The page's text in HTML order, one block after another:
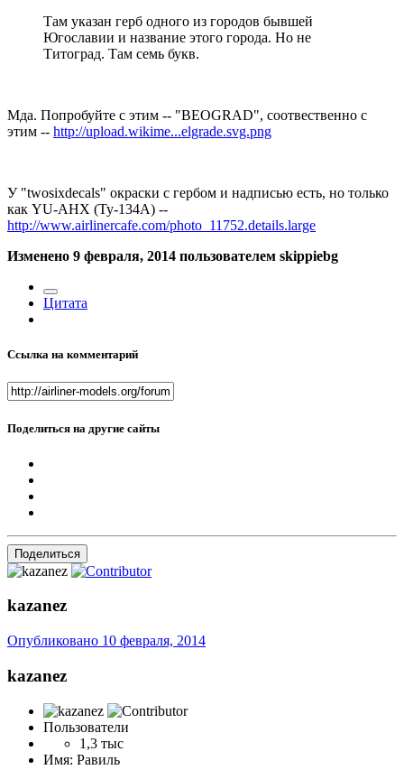
Там указан герб одного из городов бывшей
Югославии и название этого города. Но не
Титоград. Там семь букв.
Мда. Попробуйте с этим -- "BEOGRAD", соотвественно с
этим -- http://upload.wikime...elgrade.svg.png
У "twosixdecals" окраски с гербом и надписью есть, но только
как YU-AHX (Ту-134А) --
http://www.airlinercafe.com/photo_11752.details.large
Изменено 9 февраля, 2014 пользователем skippiebg
Цитата
Ссылка на комментарий
Поделиться на другие сайты
Поделиться
kazanez
Опубликовано 10 февраля, 2014
kazanez
Пользователи
1,3 тыс
Имя: Равиль